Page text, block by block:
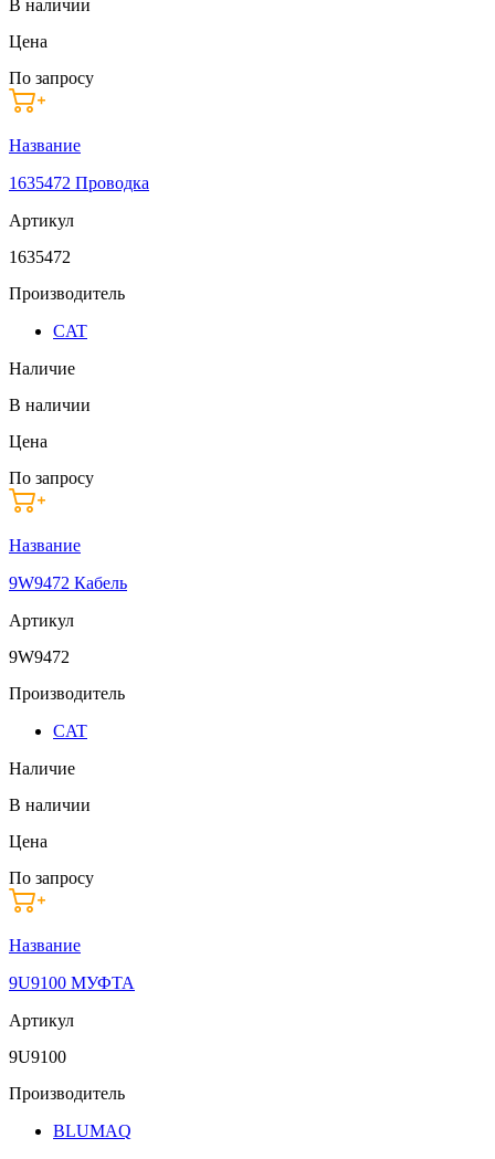
В наличии
Цена
По запросу
Название
1635472 Проводка
Артикул
1635472
Производитель
CAT
Наличие
В наличии
Цена
По запросу
Название
9W9472 Кабель
Артикул
9W9472
Производитель
CAT
Наличие
В наличии
Цена
По запросу
Название
9U9100 МУФТА
Артикул
9U9100
Производитель
BLUMAQ